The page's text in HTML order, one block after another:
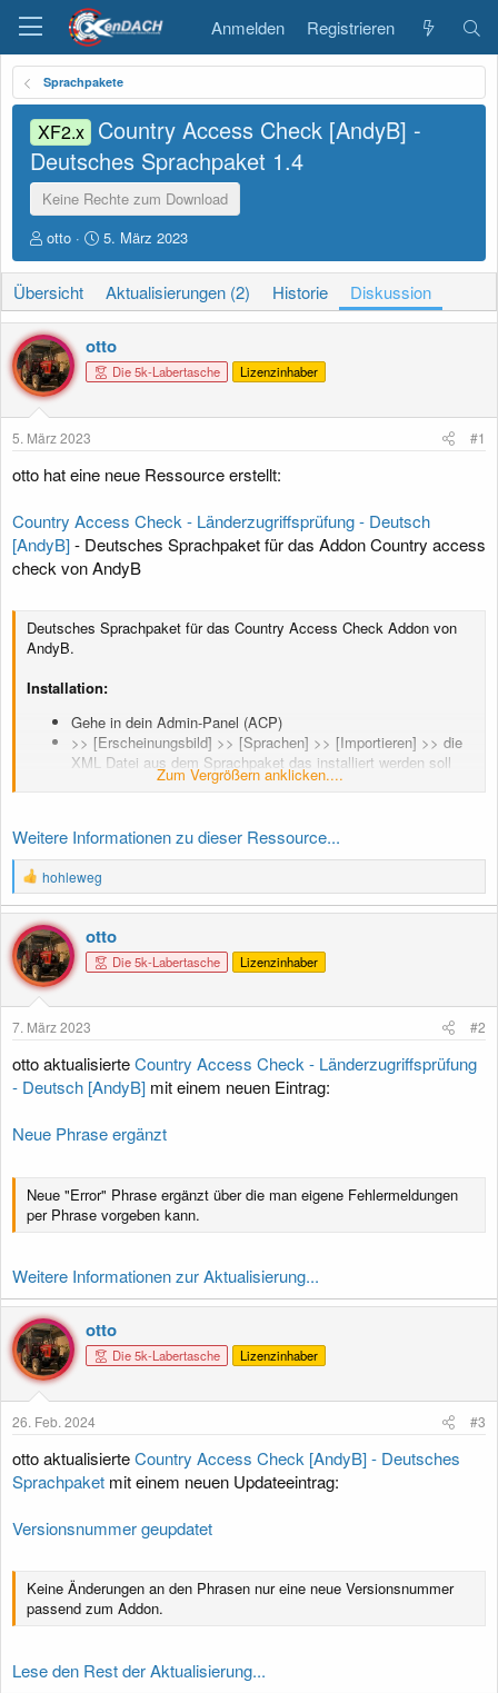
Anmelden Registrieren
Sprachpakete
XF2.x Country Access Check [AndyB] -
Deutsches Sprachpaket 1.4
Keine Rechte zum Download
E
r
s
t
e
l
l
e
r
otto
E
r
s
t
e
l
l
t
m
5. März 2023
Übersicht Aktualisierungen (2) Historie Diskussion
otto
Die 5k-Labertasche Lizenzinhaber
5. März 2023 #1
otto hat eine neue Ressource erstellt:
Country Access Check - Länderzugriffsprüfung - Deutsch
[AndyB]- Deutsches Sprachpaket für das Addon Country access
check von AndyB
Deutsches Sprachpaket für das Country Access Check Addon von
AndyB.
Installation:
Gehe in dein Admin-Panel (ACP)
>> [Erscheinungsbild] >> [Sprachen] >> [Importieren] >> die
XML Datei aus dem Sprachpaket das installiert werden soll
auswählen (ggf. vorher entpacken)
werden soll - vorzugsweise eine untergeordnete Sprache eines
Haupt-Sprachpaketes
Anhang anzeigen 11584
Zum Vergrößern anklicken....
Weitere Informationen zu dieser Ressource...
R
e
a
k
t
i
o
n
n
hohleweg
otto
Die 5k-Labertasche Lizenzinhaber
7. März 2023 #2
otto aktualisierteCountry Access Check - Länderzugriffsprüfung
- Deutsch [AndyB] mit einem neuen Eintrag:
Neue Phrase ergänzt
Neue "Error" Phrase ergänzt über die man eigene Fehlermeldungen
per Phrase vorgeben kann.
Weitere Informationen zur Aktualisierung...
otto
Die 5k-Labertasche Lizenzinhaber
26. Feb. 2024 #3
otto aktualisierteCountry Access Check [AndyB] - Deutsches
Sprachpaket mit einem neuen Updateeintrag:
Versionsnummer geupdatet
Keine Änderungen an den Phrasen nur eine neue Versionsnummer
passend zum Addon.
Lese den Rest der Aktualisierung...